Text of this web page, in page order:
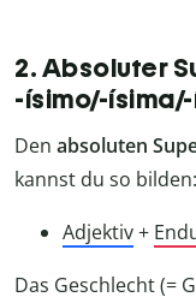
2. Absoluter
-ísimo/-
Den absoluten
kannst du so bilden:
Adjektiv+
Das Geschlecht (=